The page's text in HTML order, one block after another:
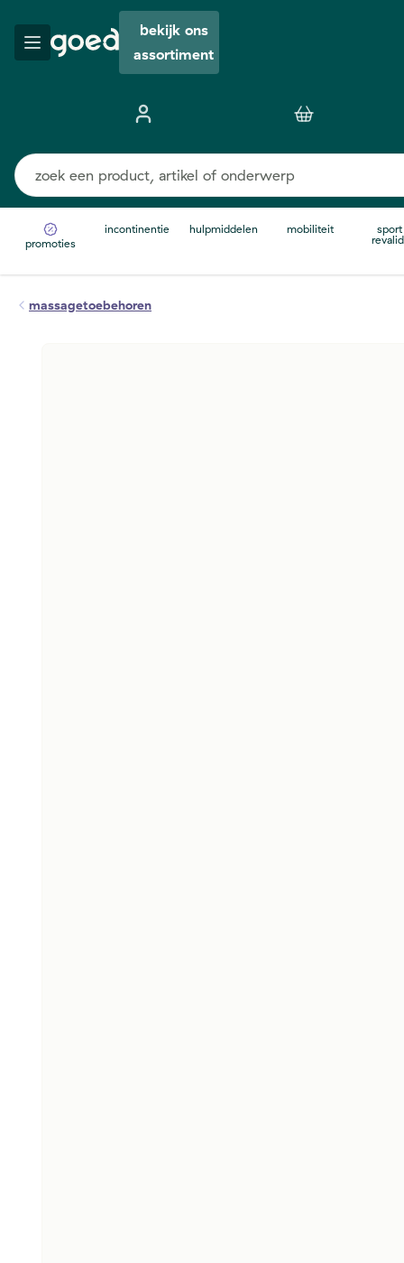
bekijk ons
assortiment
promoties
incontinentie hulpmiddelen mobiliteit
sport
massagetoebehoren